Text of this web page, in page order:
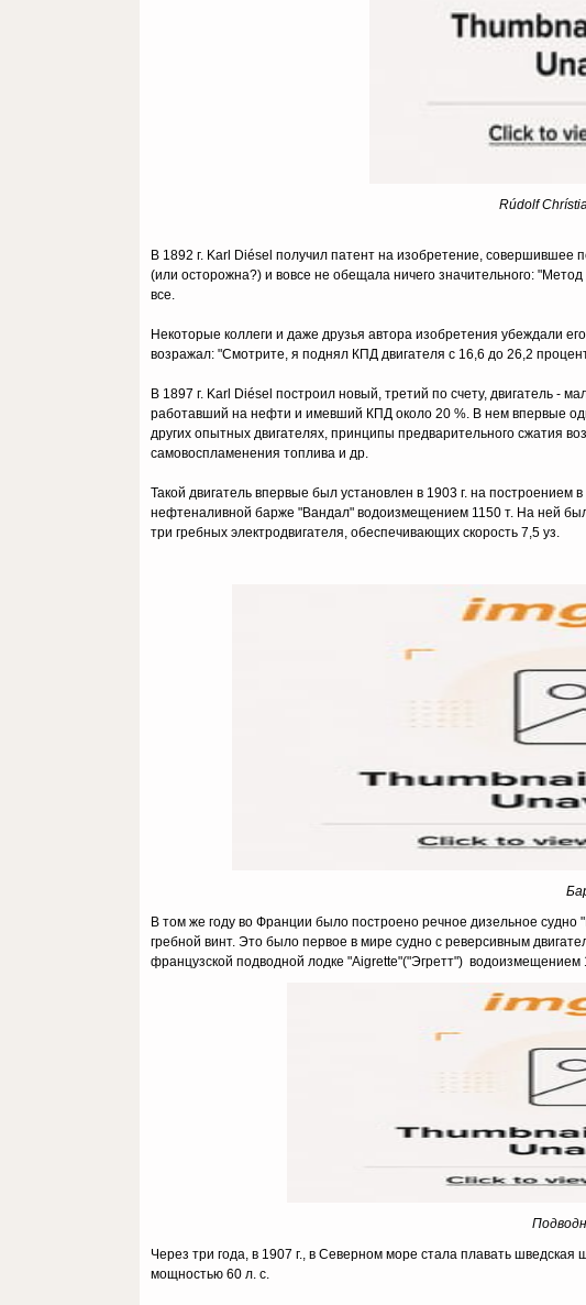
Rúdolf
В 1892 г. Karl Diésel получил патент на изобретение, совершившее
(или осторожна?) и вовсе не обещала ничего значительного:
все.
Некоторые коллеги и даже друзья автора изобретения убеждали
возражал: "Смотрите, я поднял КПД двигателя с 16,6 до 26,2
В 1897 г. Karl Diésel построил новый, третий по счету, двигатель
работавший на нефти и имевший КПД около 20 %. В нем впервые
других опытных двигателях, принципы предварительного сжатия
самовоспламенения топлива и др.
Такой двигатель впервые был установлен в 1903 г. на
нефтеналивной барже "Вандал" водоизмещением 1150 т. На ней
три гребных электродвигателя, обеспечивающих скорость 7,5 уз.
В том же году во Франции было построено речное дизельное
гребной винт. Это было первое в мире судно с реверсивным
французской подводной лодке "Aigrette"("Эгретт") водоизмещением
Через три года, в 1907 г., в Северном море стала плавать
мощностью 60 л. c.